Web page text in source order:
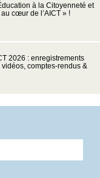
à la Citoyenneté et
cœur de l’AICT » !
2026 : enregistrements
comptes-rendus &